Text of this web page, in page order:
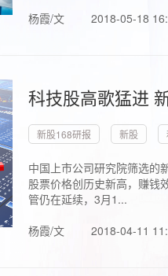
杨霞/文 2018-05-18
科技股高歌猛进
新股168研报 新股
中国上市公司研究院筛选的
股票价格创历史新高，赚钱
管仍在延续，3月1...
杨霞/文
2018-04-11